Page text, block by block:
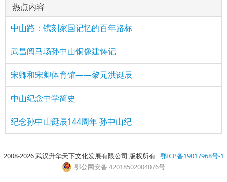
热点内容
中山路：镌刻家国记忆的百年路标
武昌阅马场孙中山铜像建铸记
宋卿和宋卿体育馆——黎元洪诞辰
中山纪念中学简史
纪念孙中山诞辰144周年 孙中山纪
2008-2026 武汉升华天下文化发展有限公司 版权所有 鄂ICP备19017968号-1
鄂公网安备 42018502004076号